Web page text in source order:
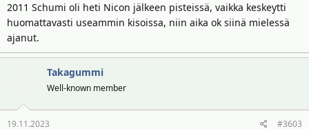
2011 Schumi oli heti Nicon jälkeen pisteissä, vaikka keskeytti
huomattavasti useammin kisoissa, niin aika ok siinä mielessä
ajanut.
Takagummi
Well-known member
19.11.2023 #3603